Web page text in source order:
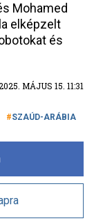
Mohamed
elképzelt
és
MÁJUS 15. 11:31
SZAÚD-ARÁBIA